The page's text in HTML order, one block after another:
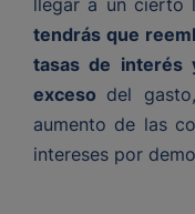
llegar a un cierto
tendrás que
tasas de interés
exceso del
aumento de las
intereses por